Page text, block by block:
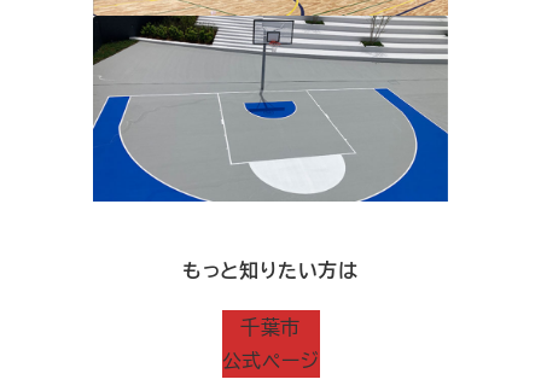
もっと知りたい方は
千葉市
公式ページ